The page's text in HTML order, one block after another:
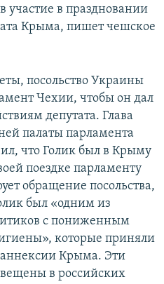
участие в праздновании
Крыма, пишет чешское
посольство Украины
Чехии, чтобы он дал
депутата. Глава
палаты парламента
что Голик был в Крыму
поездке парламенту
обращение посольства,
был «одним из
с пониженным
которые приняли
аннексии Крыма. Эти
в российских